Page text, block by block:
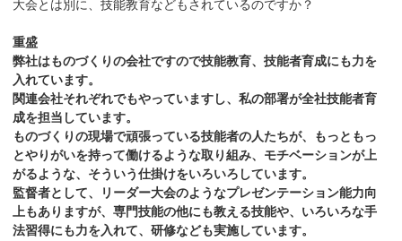
大会とは別に、技能教育などもされているのですか？
重盛
弊社はものづくりの会社ですので技能教育、技能者育成にも力を
入れています。
関連会社それぞれでもやっていますし、私の部署が全社技能者育
成を担当しています。
ものづくりの現場で頑張っている技能者の人たちが、もっともっ
とやりがいを持って働けるような取り組み、モチベーションが上
がるような、そういう仕掛けをいろいろしています。
監督者として、リーダー大会のようなプレゼンテーション能力向
上もありますが、専門技能の他にも教える技能や、いろいろな手
法習得にも力を入れて、研修なども実施しています。